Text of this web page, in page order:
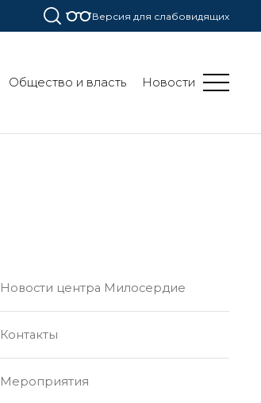
Версия для слабовидящих
Общество и власть Новости
Новости центра Милосердие
Контакты
Мероприятия